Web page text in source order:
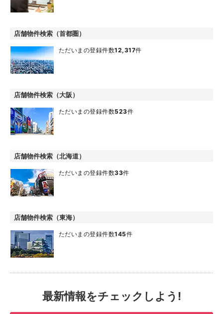
店舗物件検索（首都圏）
ただいまの登録件数12,317件
店舗物件検索（大阪）
ただいまの登録件数523件
店舗物件検索（北海道）
ただいまの登録件数33件
店舗物件検索（東海）
ただいまの登録件数145件
最新情報をチェックしよう!